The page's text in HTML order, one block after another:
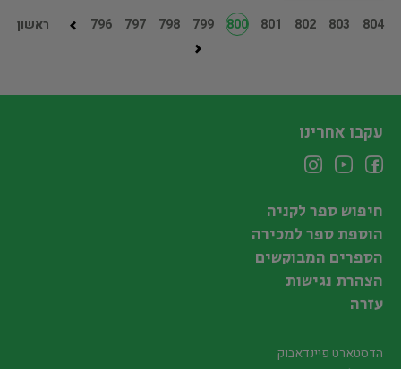
ראשון 796 797 798 799 800 801 802 803 804
עקבו אחרינו
חיפוש ספר לקניה
הוספת ספר למכירה
הספרים המבוקשים
הצהרת נגישות
עזרה
הדסטארט פיינדאבוק